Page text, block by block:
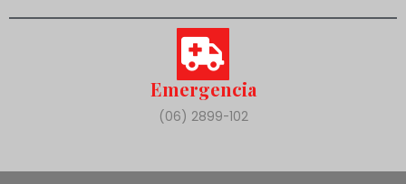
Emergencia
(06) 2899-102